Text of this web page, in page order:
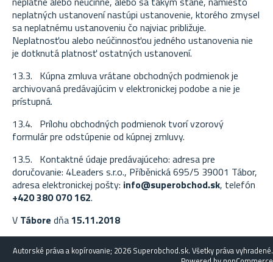
neplatných ustanovení nastúpi ustanovenie, ktorého zmysel
sa neplatnému ustanoveniu čo najviac približuje.
Neplatnosťou alebo neúčinnosťou jedného ustanovenia nie
je dotknutá platnosť ostatných ustanovení.
13.3. Kúpna zmluva vrátane obchodných podmienok je
archivovaná predávajúcim v elektronickej podobe a nie je
prístupná.
13.4. Prílohu obchodných podmienok tvorí vzorový
formulár pre odstúpenie od kúpnej zmluvy.
13.5. Kontaktné údaje predávajúceho: adresa pre
doručovanie: 4Leaders s.r.o., Příběnická 695/5 39001 Tábor,
adresa elektronickej pošty: info@superobchod.sk, telefón
+420 380 070 162.
V Tábore dňa15.11.2018
Autorské práva a kopírovanie; 2026 Superobchod.sk. Všetky práva vyhradené.